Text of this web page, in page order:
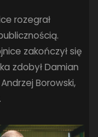
rozegrał
zakończył się
zdobył Damian
Borowski,